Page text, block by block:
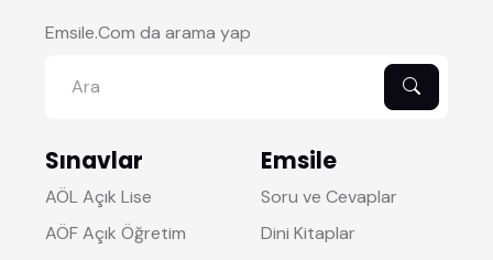
Emsile.Com da arama yap
Sınavlar
AÖL Açık Lise
AÖF Açık Öğretim
Emsile
Soru ve Cevaplar
Dini Kitaplar